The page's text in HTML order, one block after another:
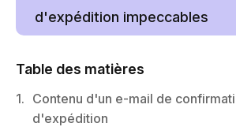
d'expédition impeccables
Table des matières
1. Contenu d'un e-mail de
d'expédition